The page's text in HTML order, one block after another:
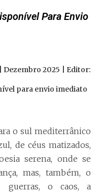
Para Envio
Dezembro 2025 | Editor:
para envio imediato
o sul mediterrânico
de céus matizados,
serena, onde se
mas, também, o
guerras, o caos, a